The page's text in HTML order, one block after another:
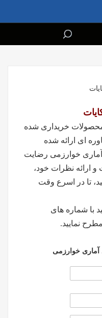
خریداری شده
ای ارائه شده
خوارزمی رضایت
و ارائه نظرات خود،
تا در اسرع وقت
با شماره های
مطرح نمایید.
خوارزمی